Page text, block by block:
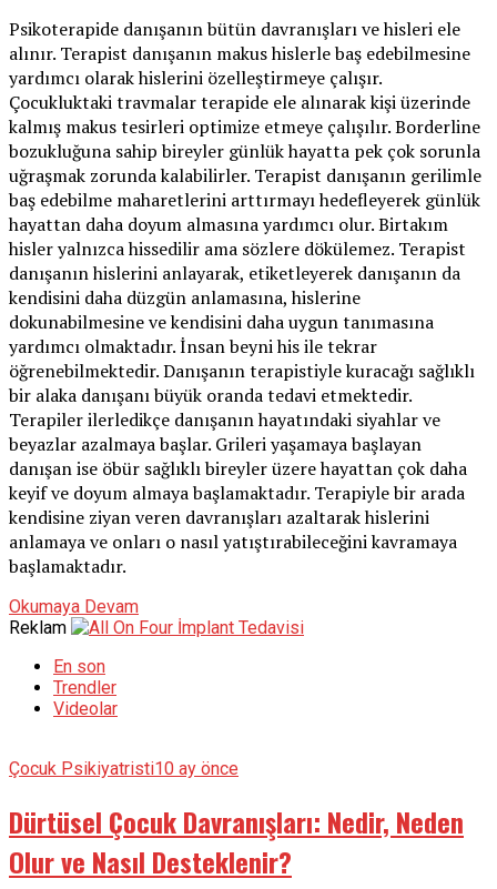
Psikoterapide danışanın bütün davranışları ve hisleri ele
alınır. Terapist danışanın makus hislerle baş edebilmesine
yardımcı olarak hislerini özelleştirmeye çalışır.
Çocukluktaki travmalar terapide ele alınarak kişi üzerinde
kalmış makus tesirleri optimize etmeye çalışılır. Borderline
bozukluğuna sahip bireyler günlük hayatta pek çok sorunla
uğraşmak zorunda kalabilirler. Terapist danışanın gerilimle
baş edebilme maharetlerini arttırmayı hedefleyerek günlük
hayattan daha doyum almasına yardımcı olur. Birtakım
hisler yalnızca hissedilir ama sözlere dökülemez. Terapist
danışanın hislerini anlayarak, etiketleyerek danışanın da
kendisini daha düzgün anlamasına, hislerine
dokunabilmesine ve kendisini daha uygun tanımasına
yardımcı olmaktadır. İnsan beyni his ile tekrar
öğrenebilmektedir. Danışanın terapistiyle kuracağı sağlıklı
bir alaka danışanı büyük oranda tedavi etmektedir.
Terapiler ilerledikçe danışanın hayatındaki siyahlar ve
beyazlar azalmaya başlar. Grileri yaşamaya başlayan
danışan ise öbür sağlıklı bireyler üzere hayattan çok daha
keyif ve doyum almaya başlamaktadır. Terapiyle bir arada
kendisine ziyan veren davranışları azaltarak hislerini
anlamaya ve onları o nasıl yatıştırabileceğini kavramaya
başlamaktadır.
Okumaya Devam
Reklam
En son
Trendler
Videolar
Çocuk Psikiyatristi10 ay önce
Dürtüsel Çocuk Davranışları: Nedir, Neden
Olur ve Nasıl Desteklenir?